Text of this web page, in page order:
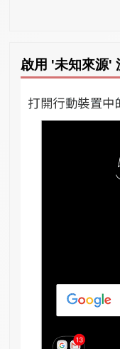
啟用 '未知來源'